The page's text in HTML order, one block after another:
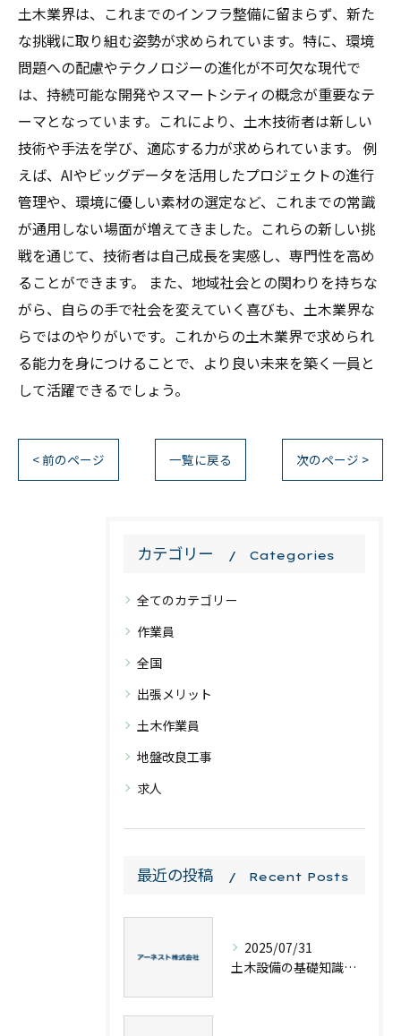
土木業界は、これまでのインフラ整備に留まらず、新た
な挑戦に取り組む姿勢が求められています。特に、環境
問題への配慮やテクノロジーの進化が不可欠な現代で
は、持続可能な開発やスマートシティの概念が重要なテ
ーマとなっています。これにより、土木技術者は新しい
技術や手法を学び、適応する力が求められています。 例
えば、AIやビッグデータを活用したプロジェクトの進行
管理や、環境に優しい素材の選定など、これまでの常識
が通用しない場面が増えてきました。これらの新しい挑
戦を通じて、技術者は自己成長を実感し、専門性を高め
ることができます。 また、地域社会との関わりを持ちな
がら、自らの手で社会を変えていく喜びも、土木業界な
らではのやりがいです。これからの土木業界で求められ
る能力を身につけることで、より良い未来を築く一員と
して活躍できるでしょう。
< 前のページ 一覧に戻る 次のページ >
カテゴリー Categories
全てのカテゴリー
作業員
全国
出張メリット
土木作業員
地盤改良工事
求人
最近の投稿 Recent Posts
2025/07/31
土木設備の基礎知識と工事種別を理解してキャリアアップに役立てる方法